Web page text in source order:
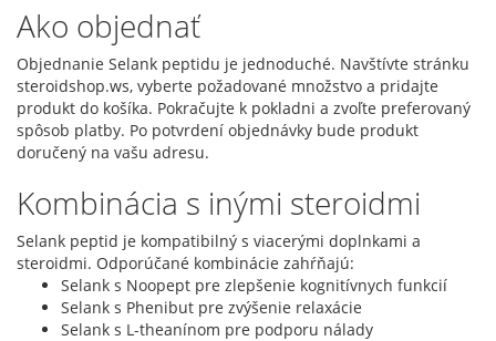
Ako objednať
Objednanie Selank peptidu je jednoduché. Navštívte stránku
steroidshop.ws, vyberte požadované množstvo a pridajte
produkt do košíka. Pokračujte k pokladni a zvoľte preferovaný
spôsob platby. Po potvrdení objednávky bude produkt
doručený na vašu adresu.
Kombinácia s inými steroidmi
Selank peptid je kompatibilný s viacerými doplnkami a
steroidmi. Odporúčané kombinácie zahŕňajú:
Selank s Noopept pre zlepšenie kognitívnych funkcií
Selank s Phenibut pre zvýšenie relaxácie
Selank s L-theanínom pre podporu nálady